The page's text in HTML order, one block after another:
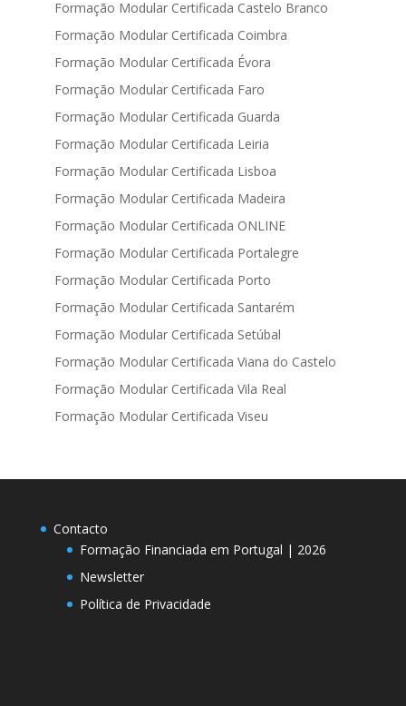
Formação Modular Certificada Castelo Branco
Formação Modular Certificada Coimbra
Formação Modular Certificada Évora
Formação Modular Certificada Faro
Formação Modular Certificada Guarda
Formação Modular Certificada Leiria
Formação Modular Certificada Lisboa
Formação Modular Certificada Madeira
Formação Modular Certificada ONLINE
Formação Modular Certificada Portalegre
Formação Modular Certificada Porto
Formação Modular Certificada Santarém
Formação Modular Certificada Setúbal
Formação Modular Certificada Viana do Castelo
Formação Modular Certificada Vila Real
Formação Modular Certificada Viseu
Contacto
Formação Financiada em Portugal | 2026
Newsletter
Política de Privacidade